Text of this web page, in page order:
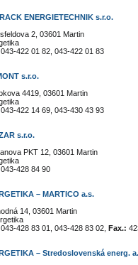
ENERGIETECHNIK s.r.o.
2, 03601 Martin
043-422 01 82, 043-422 01 83
s.r.o.
4419, 03601 Martin
043-422 14 69, 043-430 43 93
s.r.o.
PKT 12, 03601 Martin
043-428 84 90
– MARTICO a.s.
14, 03601 Martin
043-428 83 01, 043-428 83 02, Fax.:
– Stredoslovenská energ.